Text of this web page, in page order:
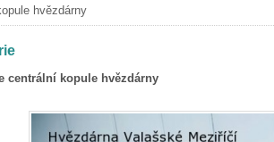
hvězdárny
centrální kopule hvězdárny